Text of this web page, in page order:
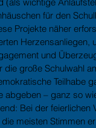
für den
Projekte näher
und
die große Schulwahl
Teilhabe
abgeben – ganz so
Bei der
meisten Stimmen